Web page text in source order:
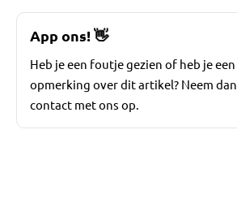
App ons!👋
Heb je een foutje gezien of heb je een
opmerking over dit artikel? Neem dan
contact met ons op.